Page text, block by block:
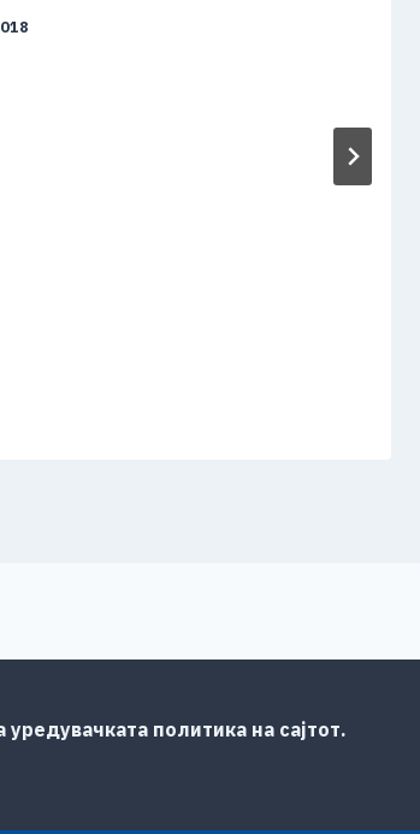
политика на сајтот.